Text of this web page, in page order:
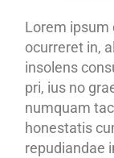
Lorem ipsum
ocurreret in,
insolens
pri, ius no
numquam
honestatis
repudiandae